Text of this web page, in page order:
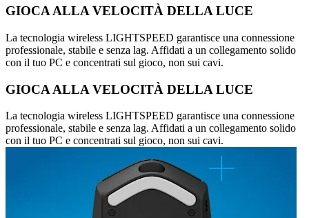
GIOCA ALLA VELOCITÀ DELLA LUCE
La tecnologia wireless LIGHTSPEED garantisce una connessione
professionale, stabile e senza lag. Affidati a un collegamento solido
con il tuo PC e concentrati sul gioco, non sui cavi.
GIOCA ALLA VELOCITÀ DELLA LUCE
La tecnologia wireless LIGHTSPEED garantisce una connessione
professionale, stabile e senza lag. Affidati a un collegamento solido
con il tuo PC e concentrati sul gioco, non sui cavi.